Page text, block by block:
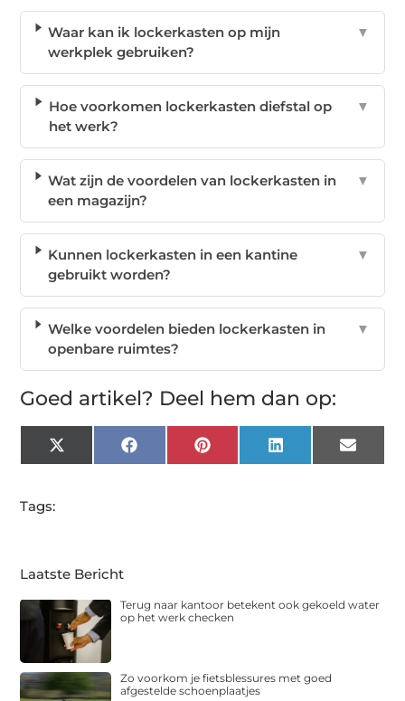
Waar kan ik lockerkasten op mijn
werkplek gebruiken?
▼
Hoe voorkomen lockerkasten diefstal op
het werk?
▼
Wat zijn de voordelen van lockerkasten in
een magazijn?
▼
Kunnen lockerkasten in een kantine
gebruikt worden?
▼
Welke voordelen bieden lockerkasten in
openbare ruimtes?
▼
Goed artikel? Deel hem dan op:
X
(Twitter)
FacebookPinterest LinkedIn Email
Tags:
Laatste Bericht
Terug naar kantoor betekent ook gekoeld water
op het werk checken
Zo voorkom je fietsblessures met goed
afgestelde schoenplaatjes